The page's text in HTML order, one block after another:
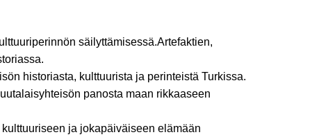
säilyttämisessä.Artefaktien,
historiasta, kulttuurista ja perinteistä Turkissa.
panosta maan rikkaaseen
ja jokapäiväiseen elämään